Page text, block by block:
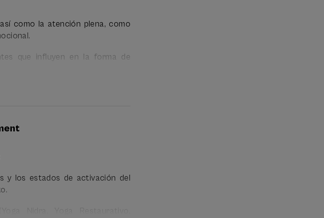
como la atención plena, como
que influyen en la forma de
y los estados de activación del